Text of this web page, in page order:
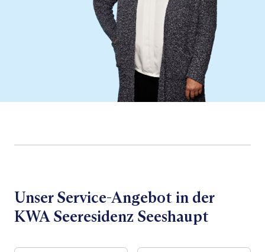
Unser Service-Angebot in der
KWA Seeresidenz Seeshaupt